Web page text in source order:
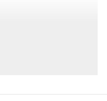
物館→七股潟湖搭船